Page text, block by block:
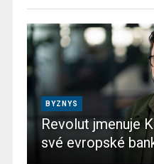
BYZNYS
Revolut jmenuje
své evropské